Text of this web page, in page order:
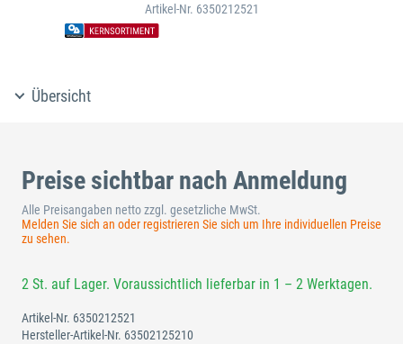
Artikel-Nr. 6350212521
Übersicht
Preise sichtbar nach Anmeldung
Alle Preisangaben netto zzgl. gesetzliche MwSt.
Melden Sie sich an oder registrieren Sie sich um Ihre individuellen Preise
zu sehen.
2 St. auf Lager. Voraussichtlich lieferbar in 1 – 2 Werktagen.
Artikel-Nr. 6350212521
Hersteller-Artikel-Nr. 63502125210